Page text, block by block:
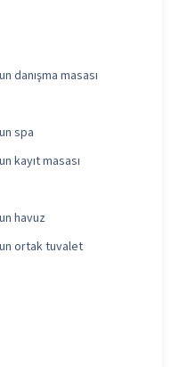
danışma masası
spa
kayıt masası
havuz
ortak tuvalet